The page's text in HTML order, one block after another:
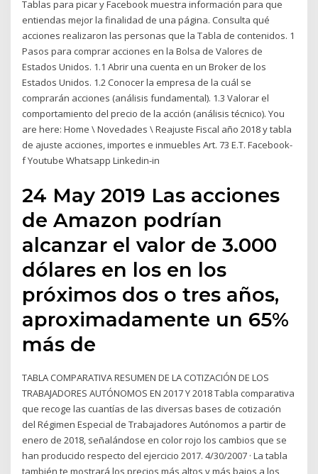
Tablas para picar y Facebook muestra información para que
entiendas mejor la finalidad de una página. Consulta qué
acciones realizaron las personas que la Tabla de contenidos. 1
Pasos para comprar acciones en la Bolsa de Valores de
Estados Unidos. 1.1 Abrir una cuenta en un Broker de los
Estados Unidos. 1.2 Conocer la empresa de la cuál se
comprarán acciones (análisis fundamental). 1.3 Valorar el
comportamiento del precio de la acción (análisis técnico). You
are here: Home \ Novedades \ Reajuste Fiscal año 2018 y tabla
de ajuste acciones, importes e inmuebles Art. 73 E.T. Facebook-
f Youtube Whatsapp Linkedin-in
24 May 2019 Las acciones
de Amazon podrían
alcanzar el valor de 3.000
dólares en los en los
próximos dos o tres años,
aproximadamente un 65%
más de
TABLA COMPARATIVA RESUMEN DE LA COTIZACIÓN DE LOS
TRABAJADORES AUTÓNOMOS EN 2017 Y 2018 Tabla comparativa
que recoge las cuantías de las diversas bases de cotización
del Régimen Especial de Trabajadores Autónomos a partir de
enero de 2018, señalándose en color rojo los cambios que se
han producido respecto del ejercicio 2017. 4/30/2007 · La tabla
también te mostrará los precios más altos y más bajos a los